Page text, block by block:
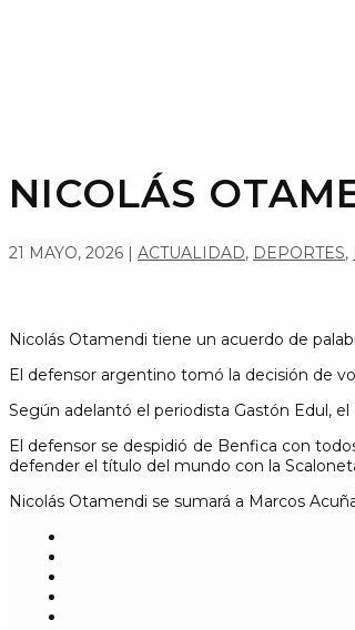
NICOLÁS
21 MAYO, 2026 | ACTUALIDAD, DEPORTES,
Nicolás Otamendi tiene un acuerdo de
El defensor argentino tomó la decisión de
Según adelantó el periodista Gastón Edul,
El defensor se despidió de Benfica con
defender el título del mundo con la
Nicolás Otamendi se sumará a Marcos